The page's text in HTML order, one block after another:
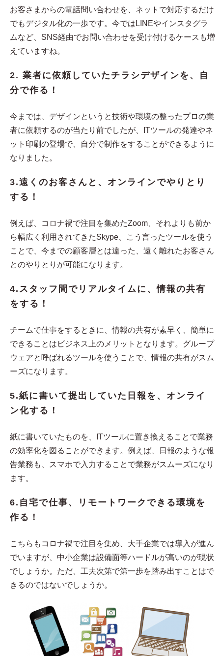
お客さまからの電話問い合わせを、ネットで対応するだけ
でもデジタル化の一歩です。今ではLINEやインスタグラ
ムなど、SNS経由でお問い合わせを受け付けるケースも増
えていますね。
2. 業者に依頼していたチラシデザインを、自
分で作る！
今までは、デザインというと技術や環境の整ったプロの業
者に依頼するのが当たり前でしたが、ITツールの発達やネ
ット印刷の登場で、自分で制作をすることができるように
なりました。
3.遠くのお客さんと、オンラインでやりとり
する！
例えば、コロナ禍で注目を集めたZoom、それよりも前か
ら幅広く利用されてきたSkype、こう言ったツールを使う
ことで、今までの顧客層とは違った、遠く離れたお客さん
とのやりとりが可能になります。
4.スタッフ間でリアルタイムに、情報の共有
をする！
チームで仕事をするときに、情報の共有が素早く、簡単に
できることはビジネス上のメリットとなります。グループ
ウェアと呼ばれるツールを使うことで、情報の共有がスム
ーズになります。
5.紙に書いて提出していた日報を、オンライ
ン化する！
紙に書いていたものを、ITツールに置き換えることで業務
の効率化を図ることができます。例えば、日報のような報
告業務も、スマホで入力することで業務がスムーズになり
ます。
6.自宅で仕事、リモートワークできる環境を
作る！
こちらもコロナ禍で注目を集め、大手企業では導入が進ん
でいますが、中小企業は設備面等ハードルが高いのが現状
でしょうか。ただ、工夫次第で第一歩を踏み出すことはで
きるのではないでしょうか。